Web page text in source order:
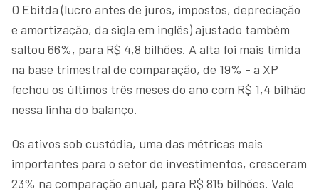
O Ebitda (lucro antes de juros, impostos, depreciação
e amortização, da sigla em inglês) ajustado também
saltou 66%, para R$ 4,8 bilhões. A alta foi mais tímida
na base trimestral de comparação, de 19% - a XP
fechou os últimos três meses do ano com R$ 1,4 bilhão
nessa linha do balanço.
Os ativos sob custódia, uma das métricas mais
importantes para o setor de investimentos, cresceram
23% na comparação anual, para R$ 815 bilhões. Vale